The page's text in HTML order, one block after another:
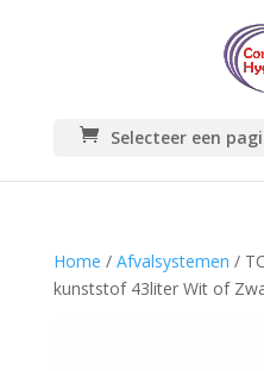
Selecteer een
Home / Afvalsystemen /
kunststof 43liter Wit of